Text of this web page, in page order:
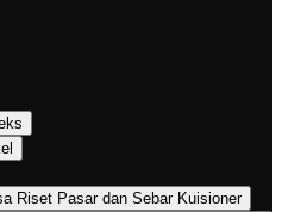
Riset Pasar dan Sebar Kuisioner